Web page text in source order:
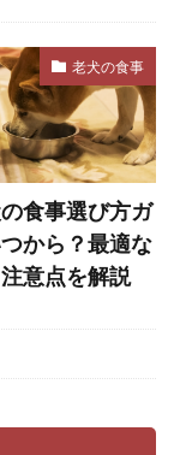
用フード
ジステンパー
キップ
クワット
ロイド
レスサイン
老犬の食事
食事選び方ガ
から？最適な
意点を解説